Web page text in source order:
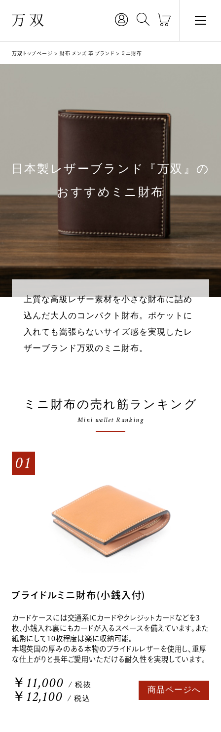
万双トップページ 財布 メンズ 革 ブランド ミニ財布
日本製レザーブランド『万双』の
おすすめミニ財布
上質な高級レザー素材を小さな財布に詰め
込んだ大人のコンパクト財布。ポケットに
入れても嵩張らないサイズ感を実現したレ
ザーブランド万双のミニ財布。
ミニ財布の売れ筋ランキング
Mini wallet Ranking
01
ブライドルミニ財布(小銭入付)
カードケースには交通系ICカードやクレジットカードなどを3
枚、小銭入れ裏にもカードが入るスペースを備えています。また
紙幣にして10枚程度は楽に収納可能。
本場英国の厚みのある本物のブライドルレザーを使用し、重厚
な仕上がりと長年ご愛用いただける耐久性を実現しています。
￥11,000 / 税抜
￥12,100 / 税込
商品ページへ